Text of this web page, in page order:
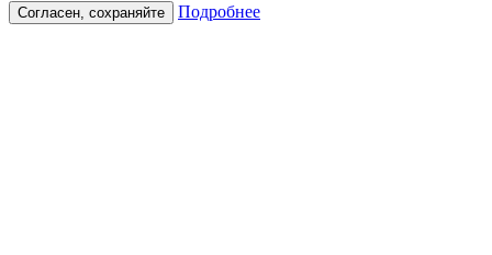
Согласен, сохраняйте Подробнее